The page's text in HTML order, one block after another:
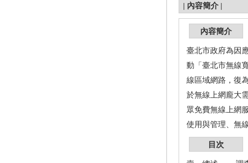
| 內容簡介 |
內容簡介
臺北市政府為因
動「臺北市無線
線區域網路，復
於無線上網龐大
眾免費無線上網
使用與管理、無
目次